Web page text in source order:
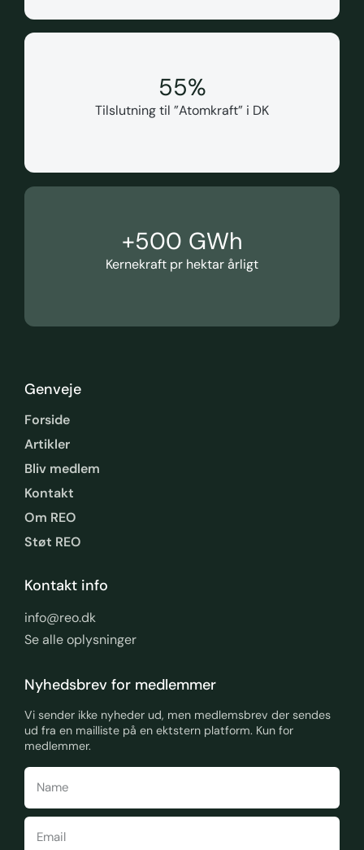
55%
Tilslutning til ”Atomkraft” i DK
+500 GWh
Kernekraft pr hektar årligt
Genveje
Forside
Artikler
Bliv medlem
Kontakt
Om REO
Støt REO
Kontakt info
info@reo.dk
Se alle oplysninger
Nyhedsbrev for medlemmer
Vi sender ikke nyheder ud, men medlemsbrev der sendes
ud fra en mailliste på en ektstern platform. Kun for
medlemmer.